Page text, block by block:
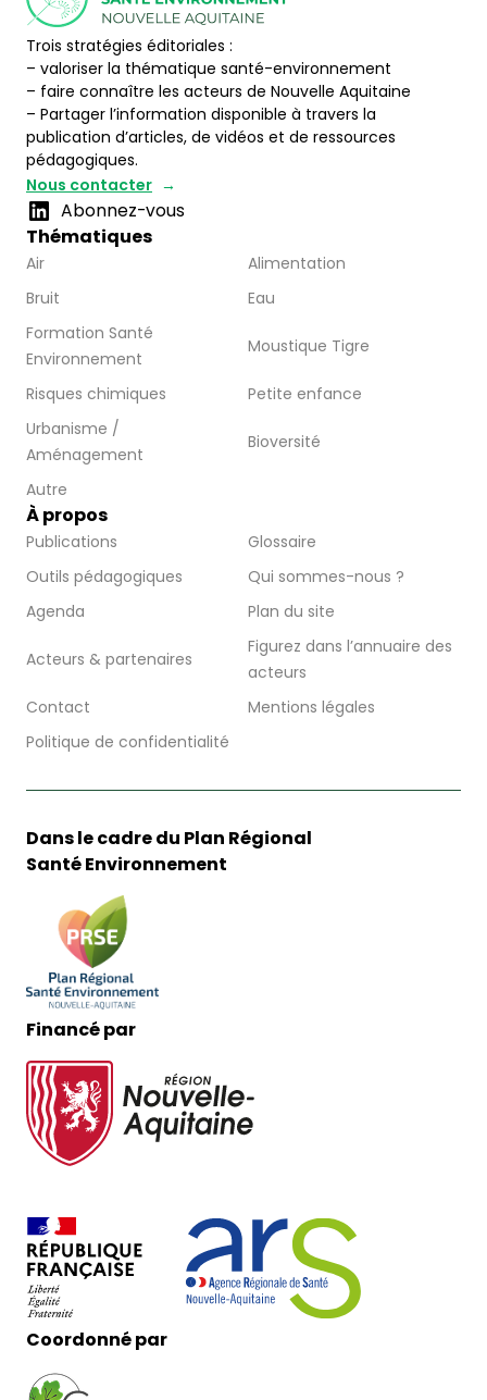
Trois stratégies éditoriales :
– valoriser la thématique santé-environnement
– faire connaître les acteurs de Nouvelle Aquitaine
– Partager l’information disponible à travers la
publication d’articles, de vidéos et de ressources
pédagogiques.
Nous contacter
Abonnez-vous
Thématiques
Air
Alimentation
Bruit
Eau
Formation Santé
Environnement
Moustique Tigre
Risques chimiques
Petite enfance
Urbanisme /
Aménagement
Bioversité
Autre
À propos
Publications
Glossaire
Outils pédagogiques
Qui sommes-nous ?
Agenda
Plan du site
Acteurs & partenaires
Figurez dans l’annuaire des
acteurs
Contact
Mentions légales
Politique de confidentialité
Dans le cadre du Plan Régional
Santé Environnement
Financé par
Coordonné par